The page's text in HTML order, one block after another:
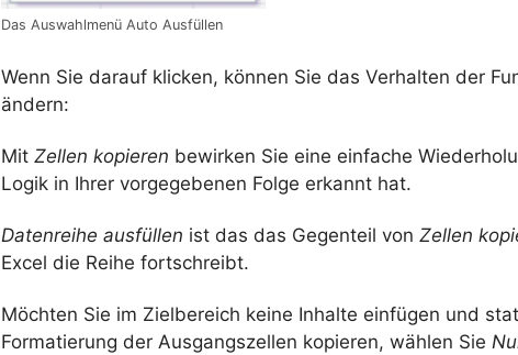
Das Auswahlmenü Auto Ausfüllen
Wenn Sie darauf klicken, können Sie das Verhalten der
ändern:
Mit Zellen kopieren bewirken Sie eine einfache
Logik in Ihrer vorgegebenen Folge erkannt hat.
Datenreihe ausfüllen ist das das Gegenteil von Zellen
Excel die Reihe fortschreibt.
Möchten Sie im Zielbereich keine Inhalte einfügen und
Formatierung der Ausgangszellen kopieren, wählen Sie